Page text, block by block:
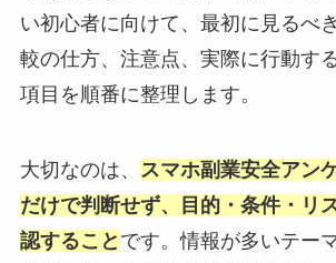
い初心者に向けて、最初に見るべ
較の仕方、注意点、実際に行動す
項目を順番に整理します。
大切なのは、
スマホ副業安全アン
だけで判断せず、目的・条件・リ
認すること です。情報が多いテー